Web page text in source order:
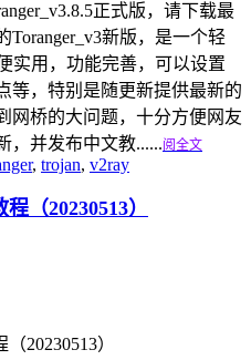
正式版，请下载最
Toranger_v3新版，是一个轻
实用，功能完善，可以设置
等，特别是随更新提供最新的
网桥的大问题，十分方便网友
，并发布中文教......阅全文
, trojan, v2ray
（20230513）